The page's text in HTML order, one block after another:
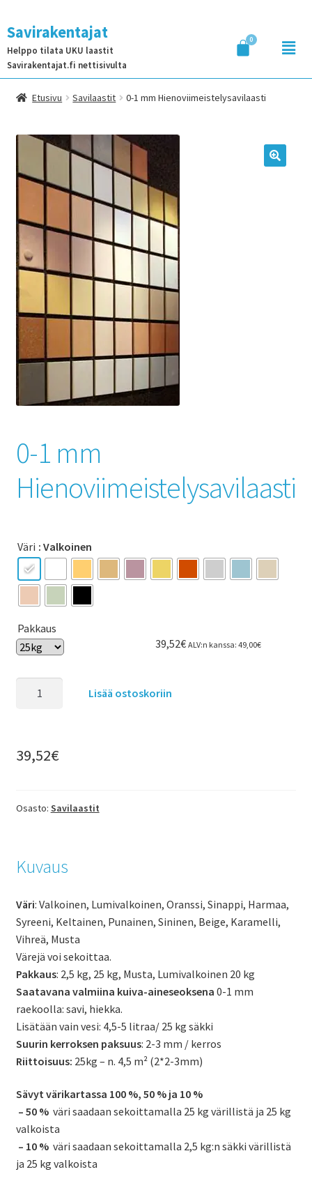
Savirakentajat
Helppo tilata UKU laastit
Savirakentajat.fi nettisivulta
Etusivu Savilaastit 0-1 mm Hienoviimeistelysavilaasti
0-1 mm
Hienoviimeistelysavilaasti
Väri : Valkoinen
Pakkaus
39,52€ ALV:n kanssa: 49,00€
Lisää ostoskoriin
39,52€
Osasto: Savilaastit
Kuvaus
Väri: Valkoinen, Lumivalkoinen, Oranssi, Sinappi, Harmaa,
Syreeni, Keltainen, Punainen, Sininen, Beige, Karamelli,
Vihreä, Musta
Värejä voi sekoittaa.
Pakkaus: 2,5 kg, 25 kg, Musta, Lumivalkoinen 20 kg
Saatavana valmiina kuiva-aineseoksena 0-1 mm
raekoolla: savi, hiekka.
Lisätään vain vesi: 4,5-5 litraa/ 25 kg säkki
Suurin kerroksen paksuus: 2-3 mm / kerros
Riittoisuus: 25kg – n. 4,5 m² (2*2-3mm)
Sävyt värikartassa 100 %, 50 % ja 10 %
– 50 %väri saadaan sekoittamalla 25 kg värillistä ja 25 kg
valkoista
– 10 %väri saadaan sekoittamalla 2,5 kg:n säkki värillistä
ja 25 kg valkoista